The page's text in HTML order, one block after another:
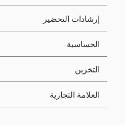
إرشادات التحضير
الحساسية
التخزين
العلامة التجارية